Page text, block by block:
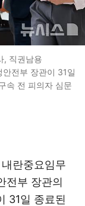
, 직권남용
전부 장관이 31일
속 전 피의자 심문
란중요임무
전부 장관의
31일 종료된